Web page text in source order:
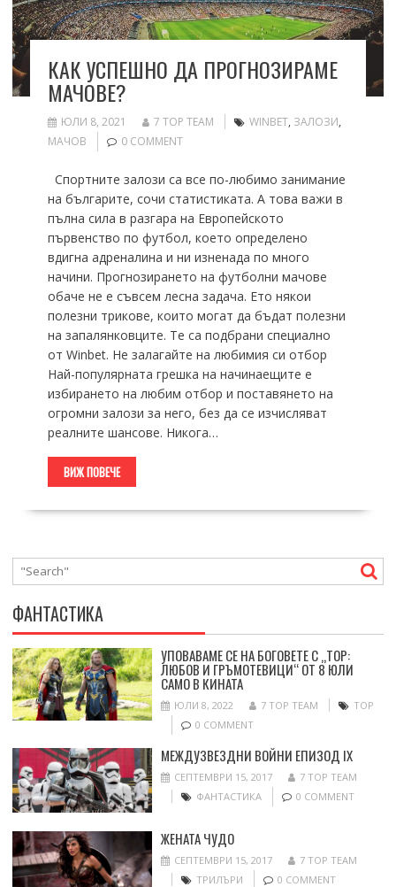
КАК УСПЕШНО ДА ПРОГНОЗИРАМЕ
МАЧОВЕ?
ЮЛИ 8, 2021 7 TOP TEAM WINBET, ЗАЛОЗИ,
МАЧОВ
0 COMMENT
Спортните залози са все по-любимо занимание
на българите, сочи статистиката. А това важи в
пълна сила в разгара на Европейското
първенство по футбол, което определено
вдигна адреналина и ни изненада по много
начини. Прогнозирането на футболни мачове
обаче не е съвсем лесна задача. Ето някои
полезни трикове, които могат да бъдат полезни
на запалянковците. Те са подбрани специално
от Winbet. Не залагайте на любимия си отбор
Най-популярната грешка на начинаещите е
избирането на любим отбор и поставянето на
огромни залози за него, без да се изчисляват
реалните шансове. Никога…
ВИЖ ПОВЕЧЕ
ФАНТАСТИКА
УПОВАВАМЕ СЕ НА БОГОВЕТЕ С „ТОР:
ЛЮБОВ И ГРЪМОТЕВИЦИ“ ОТ 8 ЮЛИ
САМО В КИНАТА
ЮЛИ 8, 2022 7 TOP TEAM
ТОР
0 COMMENT
МЕЖДУЗВЕЗДНИ ВОЙНИ ЕПИЗОД IX
СЕПТЕМВРИ 15, 2017
7 TOP TEAM
ФАНТАСТИКА
0 COMMENT
ЖЕНАТА ЧУДО
СЕПТЕМВРИ 15, 2017
7 TOP TEAM
ТРИЛЪРИ
0 COMMENT